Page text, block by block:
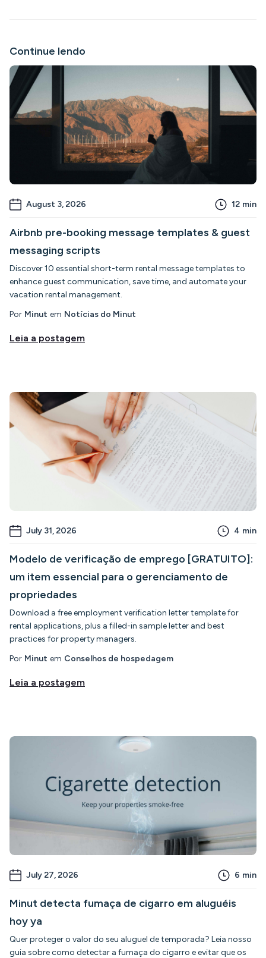
Continue lendo
August 3, 2026 12 min
Airbnb pre-booking message templates & guest
messaging scripts
Discover 10 essential short-term rental message templates to
enhance guest communication, save time, and automate your
vacation rental management.
Por Minut em Notícias do Minut
Leia a postagem
July 31, 2026 4 min
Modelo de verificação de emprego [GRATUITO]:
um item essencial para o gerenciamento de
propriedades
Download a free employment verification letter template for
rental applications, plus a filled-in sample letter and best
practices for property managers.
Por Minut em Conselhos de hospedagem
Leia a postagem
July 27, 2026 6 min
Minut detecta fumaça de cigarro em aluguéis
hoy ya
Quer proteger o valor do seu aluguel de temporada? Leia nosso
guia sobre como detectar a fumaça do cigarro e evitar que os